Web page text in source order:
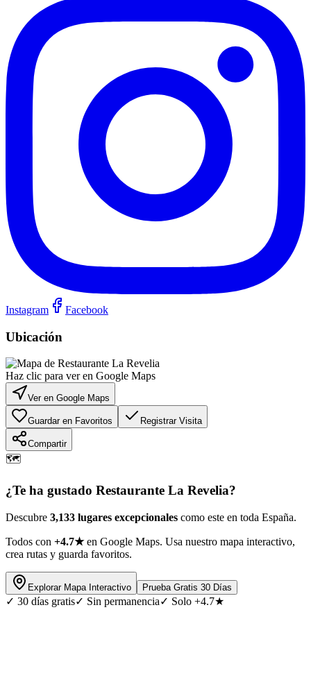
Instagram Facebook
Ubicación
Haz clic para ver en Google Maps
Ver en Google Maps
Guardar en Favoritos Registrar Visita
Compartir
🗺️
¿Te ha gustado Restaurante La Revelia?
Descubre 3,133 lugares excepcionales como este en toda España.
Todos con +4.7★en Google Maps. Usa nuestro mapa interactivo,
crea rutas y guarda favoritos.
Explorar Mapa Interactivo Prueba Gratis 30 Días
✓ 30 días gratis✓ Sin permanencia✓ Solo +4.7★